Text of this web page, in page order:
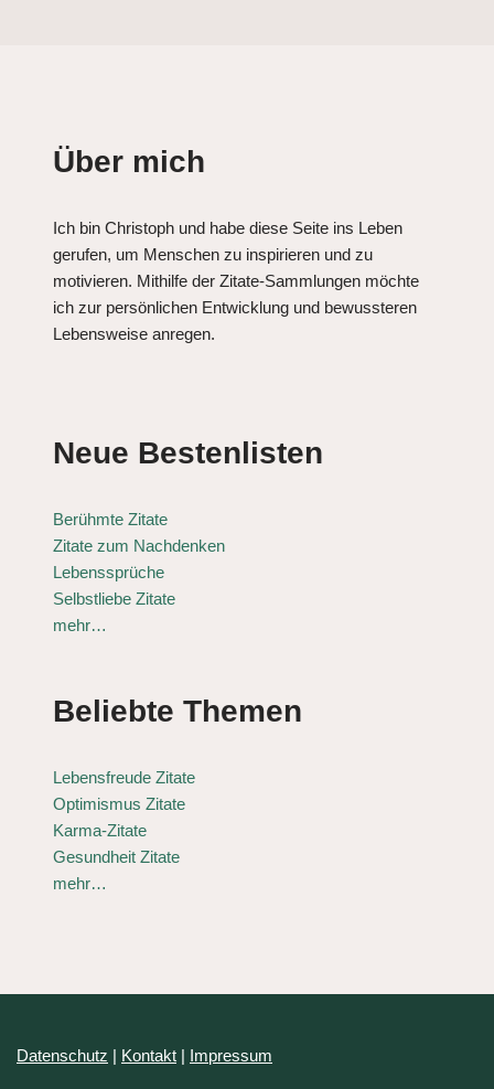
Über mich
Ich bin Christoph und habe diese Seite ins Leben
gerufen, um Menschen zu inspirieren und zu
motivieren. Mithilfe der Zitate-Sammlungen möchte
ich zur persönlichen Entwicklung und bewussteren
Lebensweise anregen.
Neue Bestenlisten
Berühmte Zitate
Zitate zum Nachdenken
Lebenssprüche
Selbstliebe Zitate
mehr…
Beliebte Themen
Lebensfreude Zitate
Optimismus Zitate
Karma-Zitate
Gesundheit Zitate
mehr…
Datenschutz | Kontakt | Impressum